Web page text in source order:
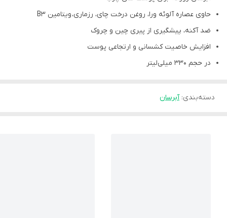
حاوی عصاره آلوئه ورا، روغن درخت چای، رزماری، ویتامین B3
ضد آکنه، پیشگیری از پیری چین و چروک
افزایش خاصیت کشسانی و ارتجاعی پوست
در حجم 330 میلی‌لیتر
دسته‌بندی:آبرسان